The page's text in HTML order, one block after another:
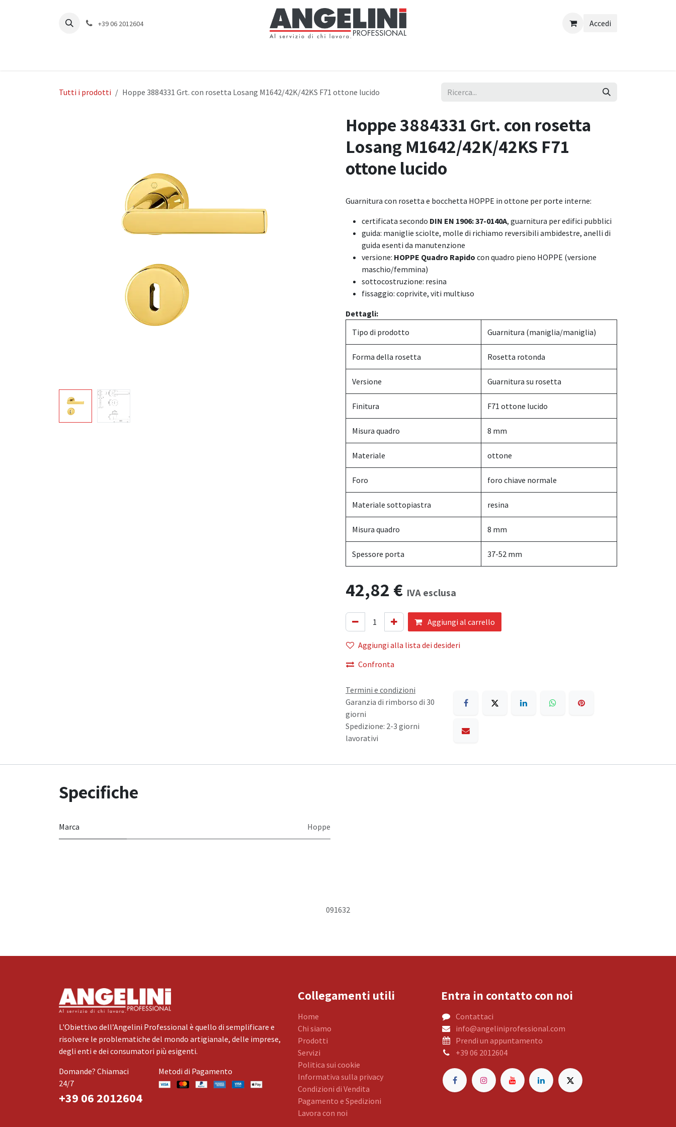
+39 06 2012604 Accedi
Tutti i prodotti Hoppe 3884331 Grt. con rosetta Losang M1642/42K/42KS F71 ottone lucido
Hoppe 3884331 Grt. con rosetta
Losang M1642/42K/42KS F71
ottone lucido
Guarnitura con rosetta e bocchetta HOPPE in ottone per porte interne:
certificata secondo DIN EN 1906: 37-0140A, guarnitura per edifici pubblici
guida: maniglie sciolte, molle di richiamo reversibili ambidestre, anelli di
guida esenti da manutenzione
versione: HOPPE Quadro Rapido con quadro pieno HOPPE (versione
maschio/femmina)
sottocostruzione: resina
fissaggio: coprivite, viti multiuso
Dettagli:
Tipo di prodotto
Guarnitura (maniglia/maniglia)
Forma della rosetta Rosetta rotonda
Versione Guarnitura su rosetta
Finitura F71 ottone lucido
Misura quadro 8 mm
Materiale ottone
Foro foro chiave normale
Materiale sottopiastra resina
Misura quadro 8 mm
Spessore porta 37-52 mm
42,82 € IVA esclusa
Aggiungi al carrello
Aggiungi alla lista dei desideri
Confronta
Termini e condizioni
Garanzia di rimborso di 30
giorni
Spedizione: 2-3 giorni
lavorativi
Specifiche
Marca Hoppe
091632
L'Obiettivo dell’Angelini Professional è quello di semplificare e
risolvere le problematiche del mondo artigianale, delle imprese,
degli enti e dei consumatori più esigenti.
Domande? Chiamaci
24/7
+39 06 2012604
Metodi di Pagamento
Collegamenti utili
Home
Chi siamo
Prodotti
Servizi
Politica sui cookie
Informativa sulla privacy
Condizioni di Vendita
Pagamento e Spedizioni
Lavora con noi
Entra in contatto con noi
Contattaci
info@angeliniprofessional.com
Prendi un appuntamento
+39 06 2012604